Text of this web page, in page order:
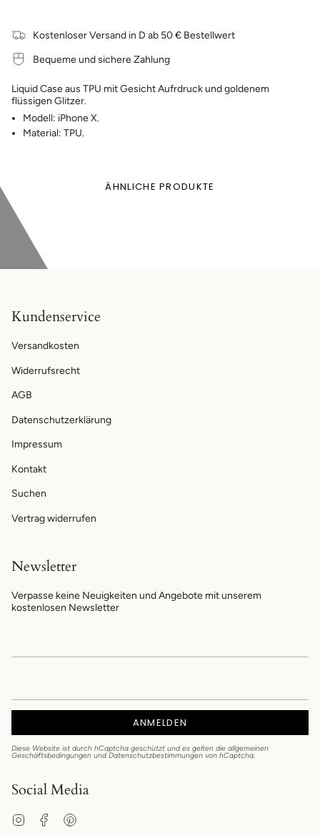
Kostenloser Versand in D ab 50 € Bestellwert
Bequeme und sichere Zahlung
Liquid Case aus TPU mit Gesicht Aufrdruck und goldenem
flüssigen Glitzer.
Modell: iPhone X.
Material: TPU.
ÄHNLICHE PRODUKTE
Kundenservice
Versandkosten
Widerrufsrecht
AGB
Datenschutzerklärung
Impressum
Kontakt
Suchen
Vertrag widerrufen
Newsletter
Verpasse keine Neuigkeiten und Angebote mit unserem
kostenlosen Newsletter
ANMELDEN
Diese Website ist durch hCaptcha geschützt und es gelten die allgemeinen
Geschäftsbedingungen und Datenschutzbestimmungen von hCaptcha.
Social Media
InstagramFacebook